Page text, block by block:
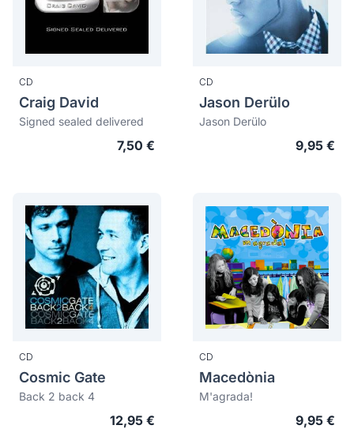
CD
Craig David
Signed sealed delivered
7,50 €
CD
Jason Derülo
Jason Derülo
9,95 €
CD
Cosmic Gate
Back 2 back 4
12,95 €
CD
Macedònia
M'agrada!
9,95 €